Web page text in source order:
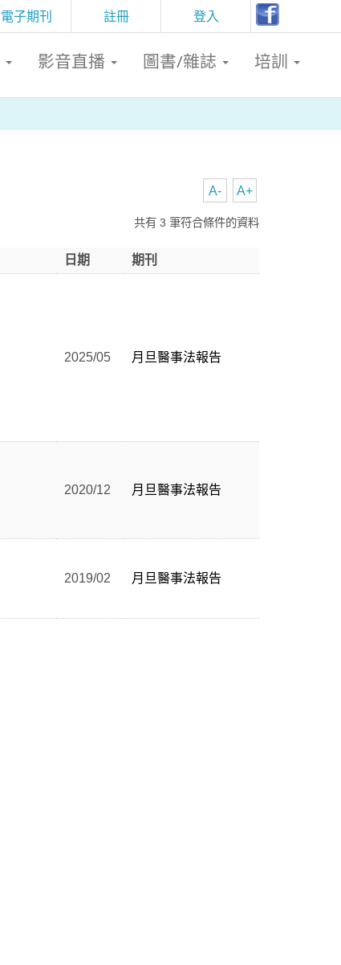
註冊 登入
電子期刊
影音直播 圖書/雜誌 培訓
A+
A-
共有 3 筆符合條件的資料
日期 期刊
2025/05 月旦醫事法報告
2020/12 月旦醫事法報告
2019/02 月旦醫事法報告